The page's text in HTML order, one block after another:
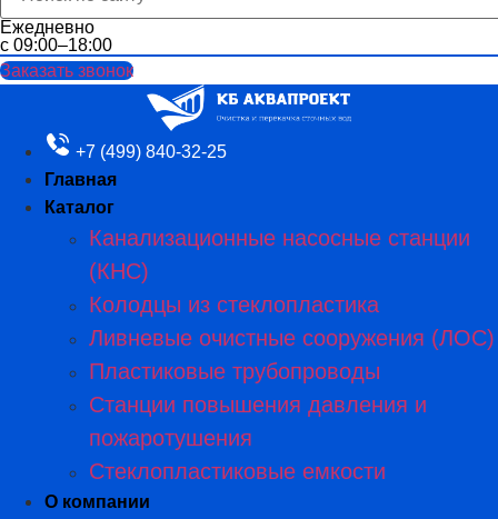
Ежедневно
с 09:00–18:00
Заказать звонок
+7 (499) 840-32-25
Главная
Каталог
Канализационные насосные станции
(КНС)
Колодцы из стеклопластика
Ливневые очистные сооружения (ЛОС)
Пластиковые трубопроводы​
Станции повышения давления и
пожаротушения
Стеклопластиковые емкости
О компании